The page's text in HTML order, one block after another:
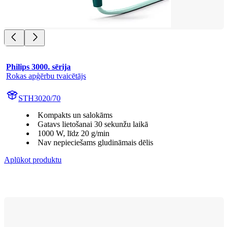
Philips 3000. sērija
Rokas apģērbu tvaicētājs
STH3020/70
Kompakts un salokāms
Gatavs lietošanai 30 sekunžu laikā
1000 W, līdz 20 g/min
Nav nepieciešams gludināmais dēlis
Aplūkot produktu